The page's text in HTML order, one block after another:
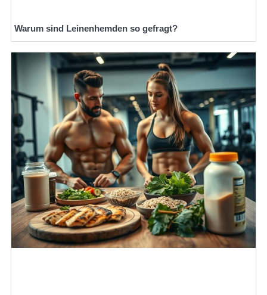
Warum sind Leinenhemden so gefragt?